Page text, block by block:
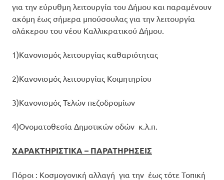
για την εύρυθμη λειτουργία του Δήμου και παραμένουν
ακόμη έως σήμερα μπούσουλας για την λειτουργία
ολάκερου του νέου Καλλικρατικού Δήμου.
1)Κανονισμός λειτουργίας καθαριότητας
2)Κανονισμός λειτουργίας Κοιμητηρίου
3)Κανονισμός Τελών πεζοδρομίων
4)Ονοματοθεσία Δημοτικών οδών κ.λ.π.
ΧΑΡΑΚΤΗΡΙΣΤΙΚΑ – ΠΑΡΑΤΗΡΗΣΕΙΣ
Πόροι : Κοσμογονική αλλαγή για την έως τότε Τοπική